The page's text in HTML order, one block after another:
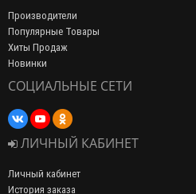
Производители
Популярные Товары
Хиты Продаж
Новинки
СОЦИАЛЬНЫЕ СЕТИ
ЛИЧНЫЙ КАБИНЕТ
Личный кабинет
История заказа